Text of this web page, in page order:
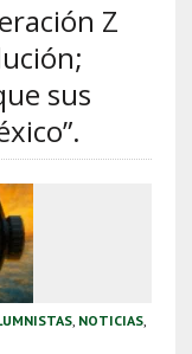
Z
sus
, NOTICIAS,